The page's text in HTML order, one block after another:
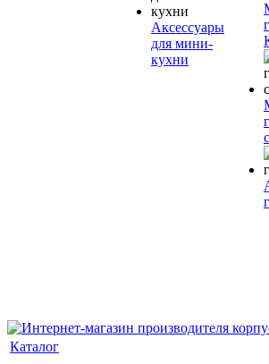
Аксессуары
для мини-
кухни
Каталог